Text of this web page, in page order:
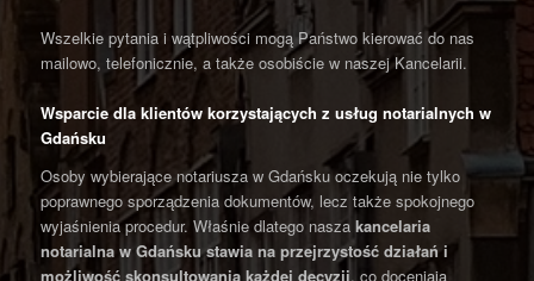
Wszelkie pytania i wątpliwości mogą Państwo kierować do nas
mailowo, telefonicznie, a także osobiście w naszej Kancelarii.
Wsparcie dla klientów korzystających z usług notarialnych w
Gdańsku
Osoby wybierające notariusza w Gdańsku oczekują nie tylko
poprawnego sporządzenia dokumentów, lecz także spokojnego
wyjaśnienia procedur. Właśnie dlatego naszakancelaria
notarialna w Gdańskustawia na przejrzystość działań i
możliwość skonsultowania każdej decyzji, co doceniają